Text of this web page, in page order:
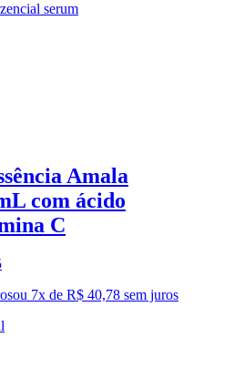
zencial serum
Amala
com ácido
C
ou 7x de R$ 40,78 sem juros